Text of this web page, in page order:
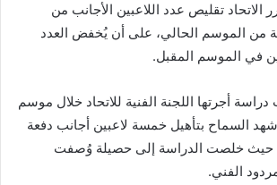
الاتحاد تقليص عدد اللاعبين الأجانب من
من الموسم الحالي، على أن يُخفض العدد
في الموسم المقبل.
أجرتها اللجنة الفنية للاتحاد خلال موسم
الذي شهد السماح بتأهيل خمسة لاعبين أجانب دفعة
حيث خلصت الدراسة إلى حصيلة وُصفت
الفني.